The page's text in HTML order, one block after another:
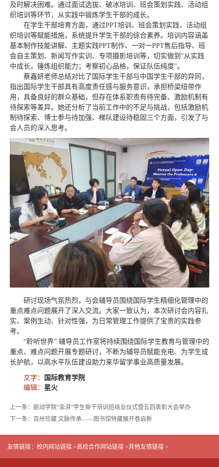
及时解决困难。通过面试选拔、破冰培训、班会策划实践、活动组
织培训等环节，从实践中锻炼学生干部的成长。
在学生干部培育方面，通过PPT培训、班会策划实践、活动组
织培训等赋能措施，系统提升学生干部的综合素养。培训内容涵盖
基本制作技能讲解、主题实践PPT制作、一对一PPT售后指导、班
会自主策划、新闻写作实训、专项摄影培训等，切实做到"从实践
中成长，锤炼组织能力；考察初心品格，保证队伍纯度"。
蔡鑫妍老师总结对比了国际学生干部与中国学生干部的异同，
指出国际学生干部具有高度责任感与服务意识，承担桥梁纽带作
用，具备良好的群众基础，但存在体系职责有待完备、激励机制有
待探索等差异。她还分析了当前工作中的不足与挑战，包括激励机
制待探索、博士参与待加强、梯队建设待稳固三个方面，引发了与
会人员的深入思考。
研讨现场气氛热烈，与会辅导员围绕国际学生精细化管理中的
重点难点问题展开了深入交流。大家一致认为，本次研讨会内容扎
实、案例生动、针对性强，为日常管理工作提供了宝贵的实践参
考。
“聆听世界” 辅导员工作室将持续围绕国际学生教育与管理中的
重点、难点问题开展专题研讨，不断为辅导员赋能充电、为学生成
长护航，以高水平队伍建设助力来华留学事业高质量发展。
文字：
国际教育学院
编辑： 星火
上一条：能动学院“澎湃”学生骨干培训班结业仪式暨五四表彰大会举办
下一条：百卅珍藏 文脉传承——图书馆特藏展开卷启新
友情链接： 校内网站链接 >高校合作网站链接 >其他友情链接 >